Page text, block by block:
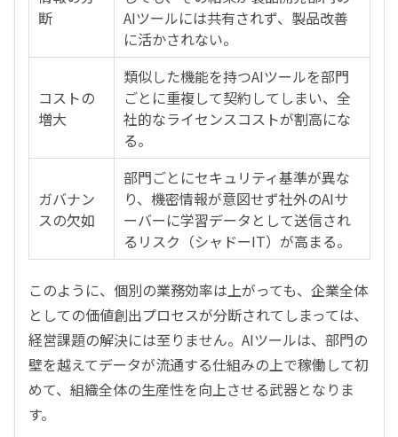
断
AIツールには共有されず、製品改善
に活かされない。
コストの
増大
類似した機能を持つAIツールを部門
ごとに重複して契約してしまい、全
社的なライセンスコストが割高にな
る。
ガバナン
スの欠如
部門ごとにセキュリティ基準が異な
り、機密情報が意図せず社外のAIサ
ーバーに学習データとして送信され
るリスク（シャドーIT）が高まる。
このように、個別の業務効率は上がっても、企業全体
としての価値創出プロセスが分断されてしまっては、
経営課題の解決には至りません。AIツールは、部門の
壁を越えてデータが流通する仕組みの上で稼働して初
めて、組織全体の生産性を向上させる武器となりま
す。